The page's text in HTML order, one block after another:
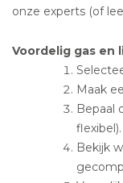
onze experts (of
Voordelig gas en
Maak
Bepaal
flexibel).
Bekijk